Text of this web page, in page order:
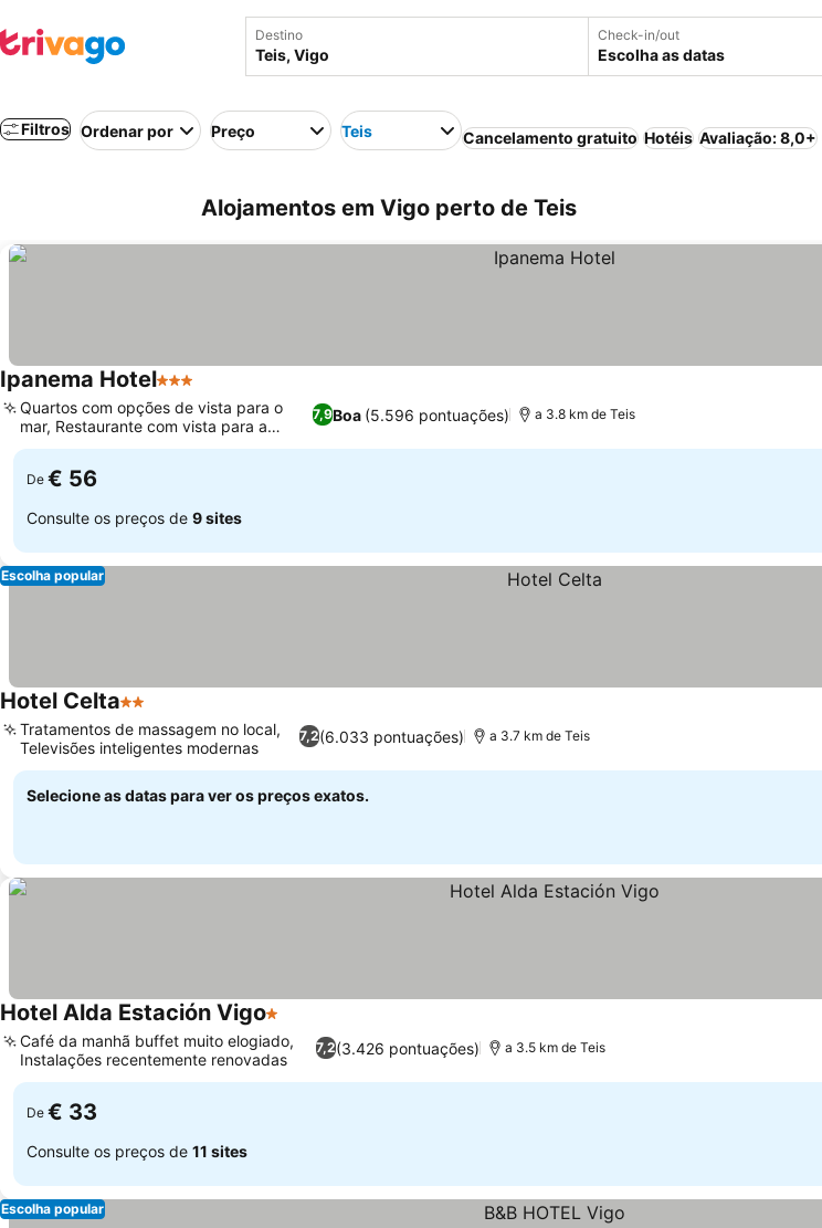
Destino Check-in/out
Escolha as datas
Filtros Ordenar por Preço Teis Cancelamento gratuito Hotéis Avaliação: 8,0+
Alojamentos em Vigo perto de Teis
Ipanema Hotel3 Estrelas
7,9Boa (5.596 pontuações)
Quartos com opções de vista para o
mar, Restaurante com vista para a
cidade
a 3.8 km de Teis
De € 56
Consulte os preços de 9 sites
Escolha popular
Hotel Celta2 Estrelas
7,2(6.033 pontuações)
Tratamentos de massagem no local,
Televisões inteligentes modernas
a 3.7 km de Teis
Selecione as datas para ver os preços exatos.
Hotel Alda Estación Vigo1 Estrelas
7,2(3.426 pontuações)
Café da manhã buffet muito elogiado,
Instalações recentemente renovadas
a 3.5 km de Teis
De € 33
Consulte os preços de 11 sites
Escolha popular